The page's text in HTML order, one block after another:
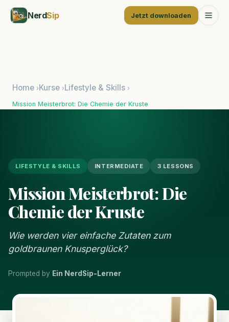
NerdSip Jetzt downloaden
Home ›Kurse ›Lifestyle & Skills ›
Mission Meisterbrot: Die Chemie der Kruste
LIFESTYLE & SKILLS INTERMEDIATE 3 LESSONS
Mission Meisterbrot: Die
Chemie der Kruste
Wie werden vier einfache Zutaten zum
goldbraunen Knusperglück?
Prompted by Ein NerdSip-Lerner